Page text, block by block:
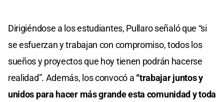
Dirigiéndose a los estudiantes, Pullaro señaló que “si
se esfuerzan y trabajan con compromiso, todos los
sueños y proyectos que hoy tienen podrán hacerse
realidad”. Además, los convocó a “trabajar juntos y
unidos para hacer más grande esta comunidad y toda